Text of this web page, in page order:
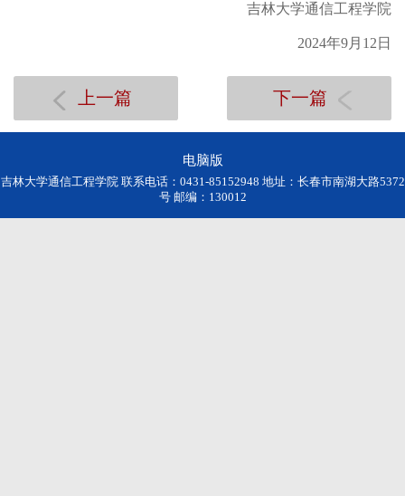
吉林大学通信工程学院
2024年9月12日
上一篇 下一篇
电脑版
吉林大学通信工程学院 联系电话：0431-85152948 地址：长春市南湖大路5372
号 邮编：130012